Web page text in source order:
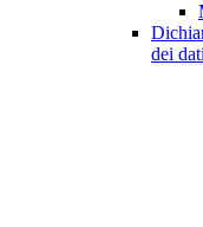
dei dati